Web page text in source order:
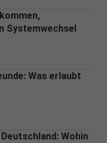
Systemwechsel
Was erlaubt
Wohin